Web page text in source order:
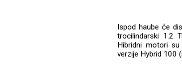
Ispod haube će
trocilindarski 1.2
Hibridni motori
verzije Hybrid 100